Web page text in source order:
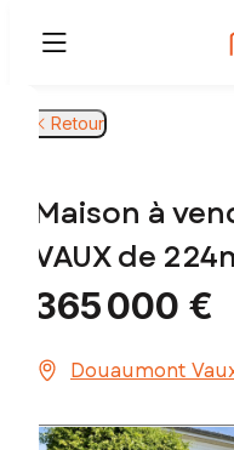
Retour
Maison à
VAUX de
365 000 €
Douaumont